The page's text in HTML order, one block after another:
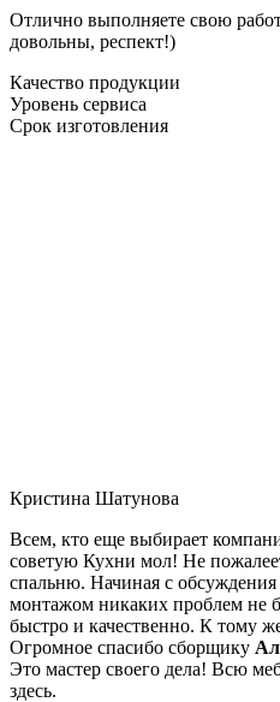
Отлично выполняете свою
довольны, респект!)
Качество продукции
Уровень сервиса
Срок изготовления
Кристина Шатунова
Всем, кто еще выбирает
советую Кухни мол! Не
спальню. Начиная с обсуждения
монтажом никаких проблем не
быстро и качественно. К тому
Огромное спасибо сборщику
Это мастер своего дела! Всю
здесь.